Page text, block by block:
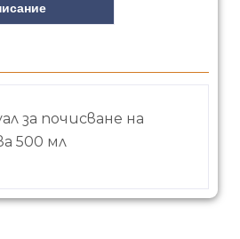
за почисване на
500 мл